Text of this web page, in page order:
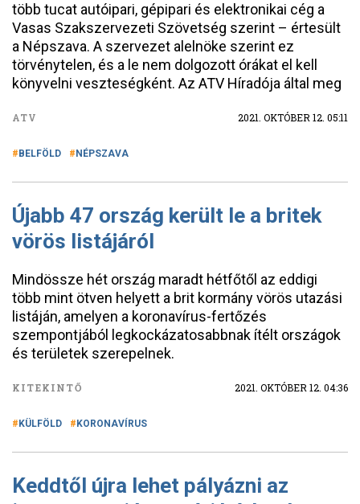
több tucat autóipari, gépipari és elektronikai cég a
Vasas Szakszervezeti Szövetség szerint – értesült
a Népszava. A szervezet alelnöke szerint ez
törvénytelen, és a le nem dolgozott órákat el kell
könyvelni veszteségként. Az ATV Híradója által meg
ATV 2021. OKTÓBER 12. 05:11
BELFÖLD NÉPSZAVA
Újabb 47 ország került le a britek
vörös listájáról
Mindössze hét ország maradt hétfőtől az eddigi
több mint ötven helyett a brit kormány vörös utazási
listáján, amelyen a koronavírus-fertőzés
szempontjából legkockázatosabbnak ítélt országok
és területek szerepelnek.
KITEKINTŐ 2021. OKTÓBER 12. 04:36
KÜLFÖLD KORONAVÍRUS
Keddtől újra lehet pályázni az